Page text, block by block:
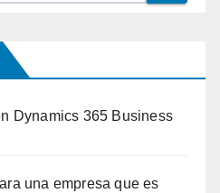
Dynamics 365 Business
una empresa que es